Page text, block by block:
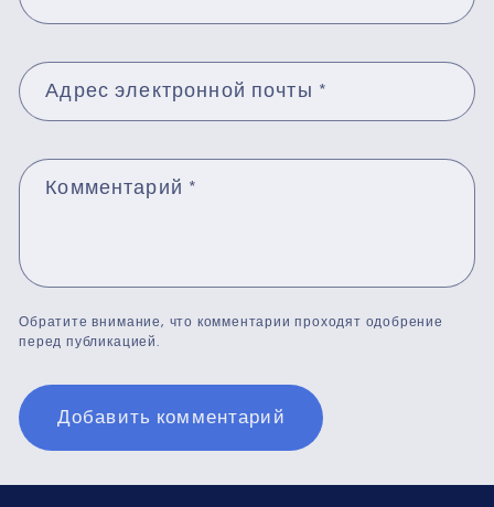
Адрес электронной почты *
Комментарий *
Обратите внимание, что комментарии проходят одобрение
перед публикацией.